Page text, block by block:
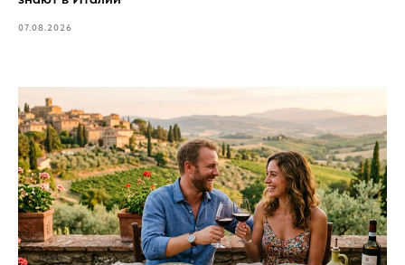
07.08.2026